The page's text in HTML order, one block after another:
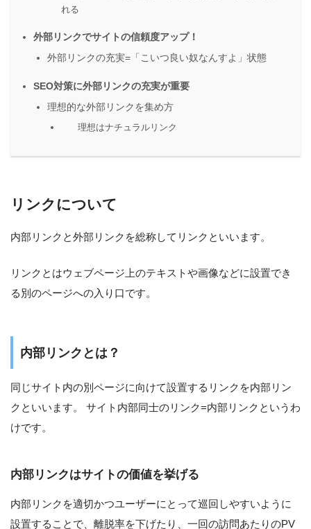
れる
外部リンクでサイトの信頼度アップ！
外部リンクの充実=「こいつ良い奴なんすよ」状態
SEO対策に外部リンクの充実が重要
理想的な外部リンクを集め方
理想はナチュラルリンク
リンクについて
内部リンクと外部リンクを総称してリンクといいます。
リンクとはウェブページ上のテキストや画像などに設置でき
る別のページへの入り口です。
内部リンクとは？
同じサイト内の別ページに向けて設置するリンクを内部リン
クといいます。 サイト内部同士のリンク=内部リンクというわ
けです。
内部リンクはサイトの価値を挙げる
内部リンクを適切かつユーザーにとって巡回しやすいように
設置することで、離脱率を下げたり、一回の訪問あたりのPV